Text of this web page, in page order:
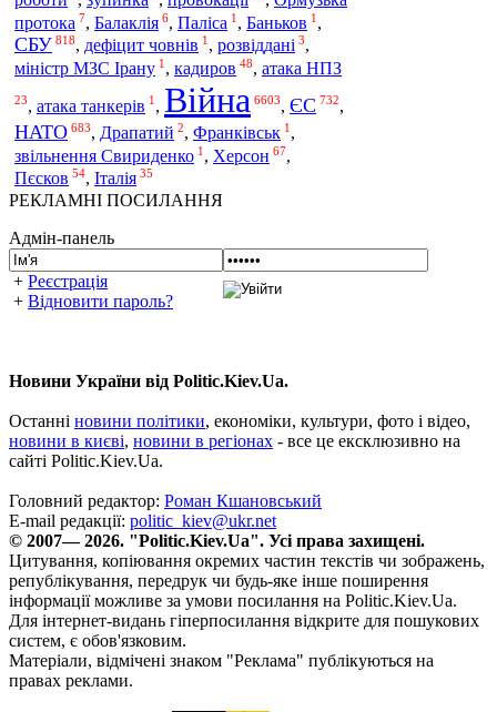
протока 7, Балаклія 6, Паліса 1 , Баньков 1 ,
СБУ 818, дефіцит човнів 1 , розвіддані 3,
міністр МЗС Ірану 1 , кадиров 48, атака НПЗ
23, атака танкерів 1 , Війна 6603, ЄС 732,
НАТО 683, Драпатий 2, Франківськ 1 ,
звільнення Свириденко 1 , Херсон 67,
Пєсков 54, Італія 35
РЕКЛАМНІ ПОСИЛАННЯ
Адмін-панель
+ Реєстрація
+ Відновити пароль?
Новини України від Politic.Kiev.Ua.
Останні новини політики, економіки, культури, фото і відео,
новини в києві, новини в регіонах - все це ексклюзивно на
сайті Politic.Kiev.Ua.
Головний редактор: Роман Кшановський
E-mail редакції: politic_kiev@ukr.net
© 2007— 2026. "Politic.Kiev.Ua". Усі права захищені.
Цитування, копіювання окремих частин текстів чи зображень,
републікування, передрук чи будь-яке інше поширення
інформації можливе за умови посилання на Politic.Kiev.Ua.
Для інтернет-видань гіперпосилання відкрите для пошукових
систем, є обов'язковим.
Матеріали, відмічені знаком "Реклама" публікуються на
правах реклами.